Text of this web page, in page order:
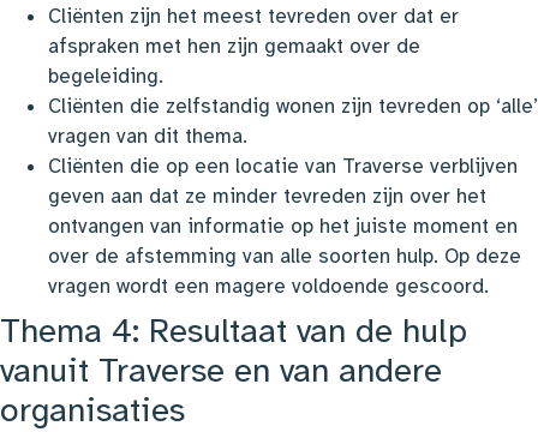
Cliënten zijn het meest tevreden over dat er
afspraken met hen zijn gemaakt over de
begeleiding.
Cliënten die zelfstandig wonen zijn tevreden op ‘alle’
vragen van dit thema.
Cliënten die op een locatie van Traverse verblijven
geven aan dat ze minder tevreden zijn over het
ontvangen van informatie op het juiste moment en
over de afstemming van alle soorten hulp. Op deze
vragen wordt een magere voldoende gescoord.
Thema 4: Resultaat van de hulp
vanuit Traverse en van andere
organisaties